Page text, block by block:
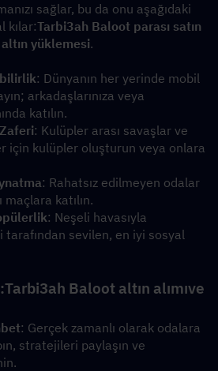
sağlar, bu da onu aşağıdaki
kılar:Tarbi3ah Baloot parası satın
altın yüklemesi.
: Dünyanın her yerinde mobil
arkadaşlarınıza veya
katılın.
: Kulüpler arası savaşlar ve
için kulüpler oluşturun veya onlara
: Rahatsız edilmeyen odalar
maçlara katılın.
: Neşeli havasıyla
tarafından sevilen, en iyi sosyal
Tarbi3ah Baloot altın alımıve
: Gerçek zamanlı olarak odalara
stratejileri paylaşın ve